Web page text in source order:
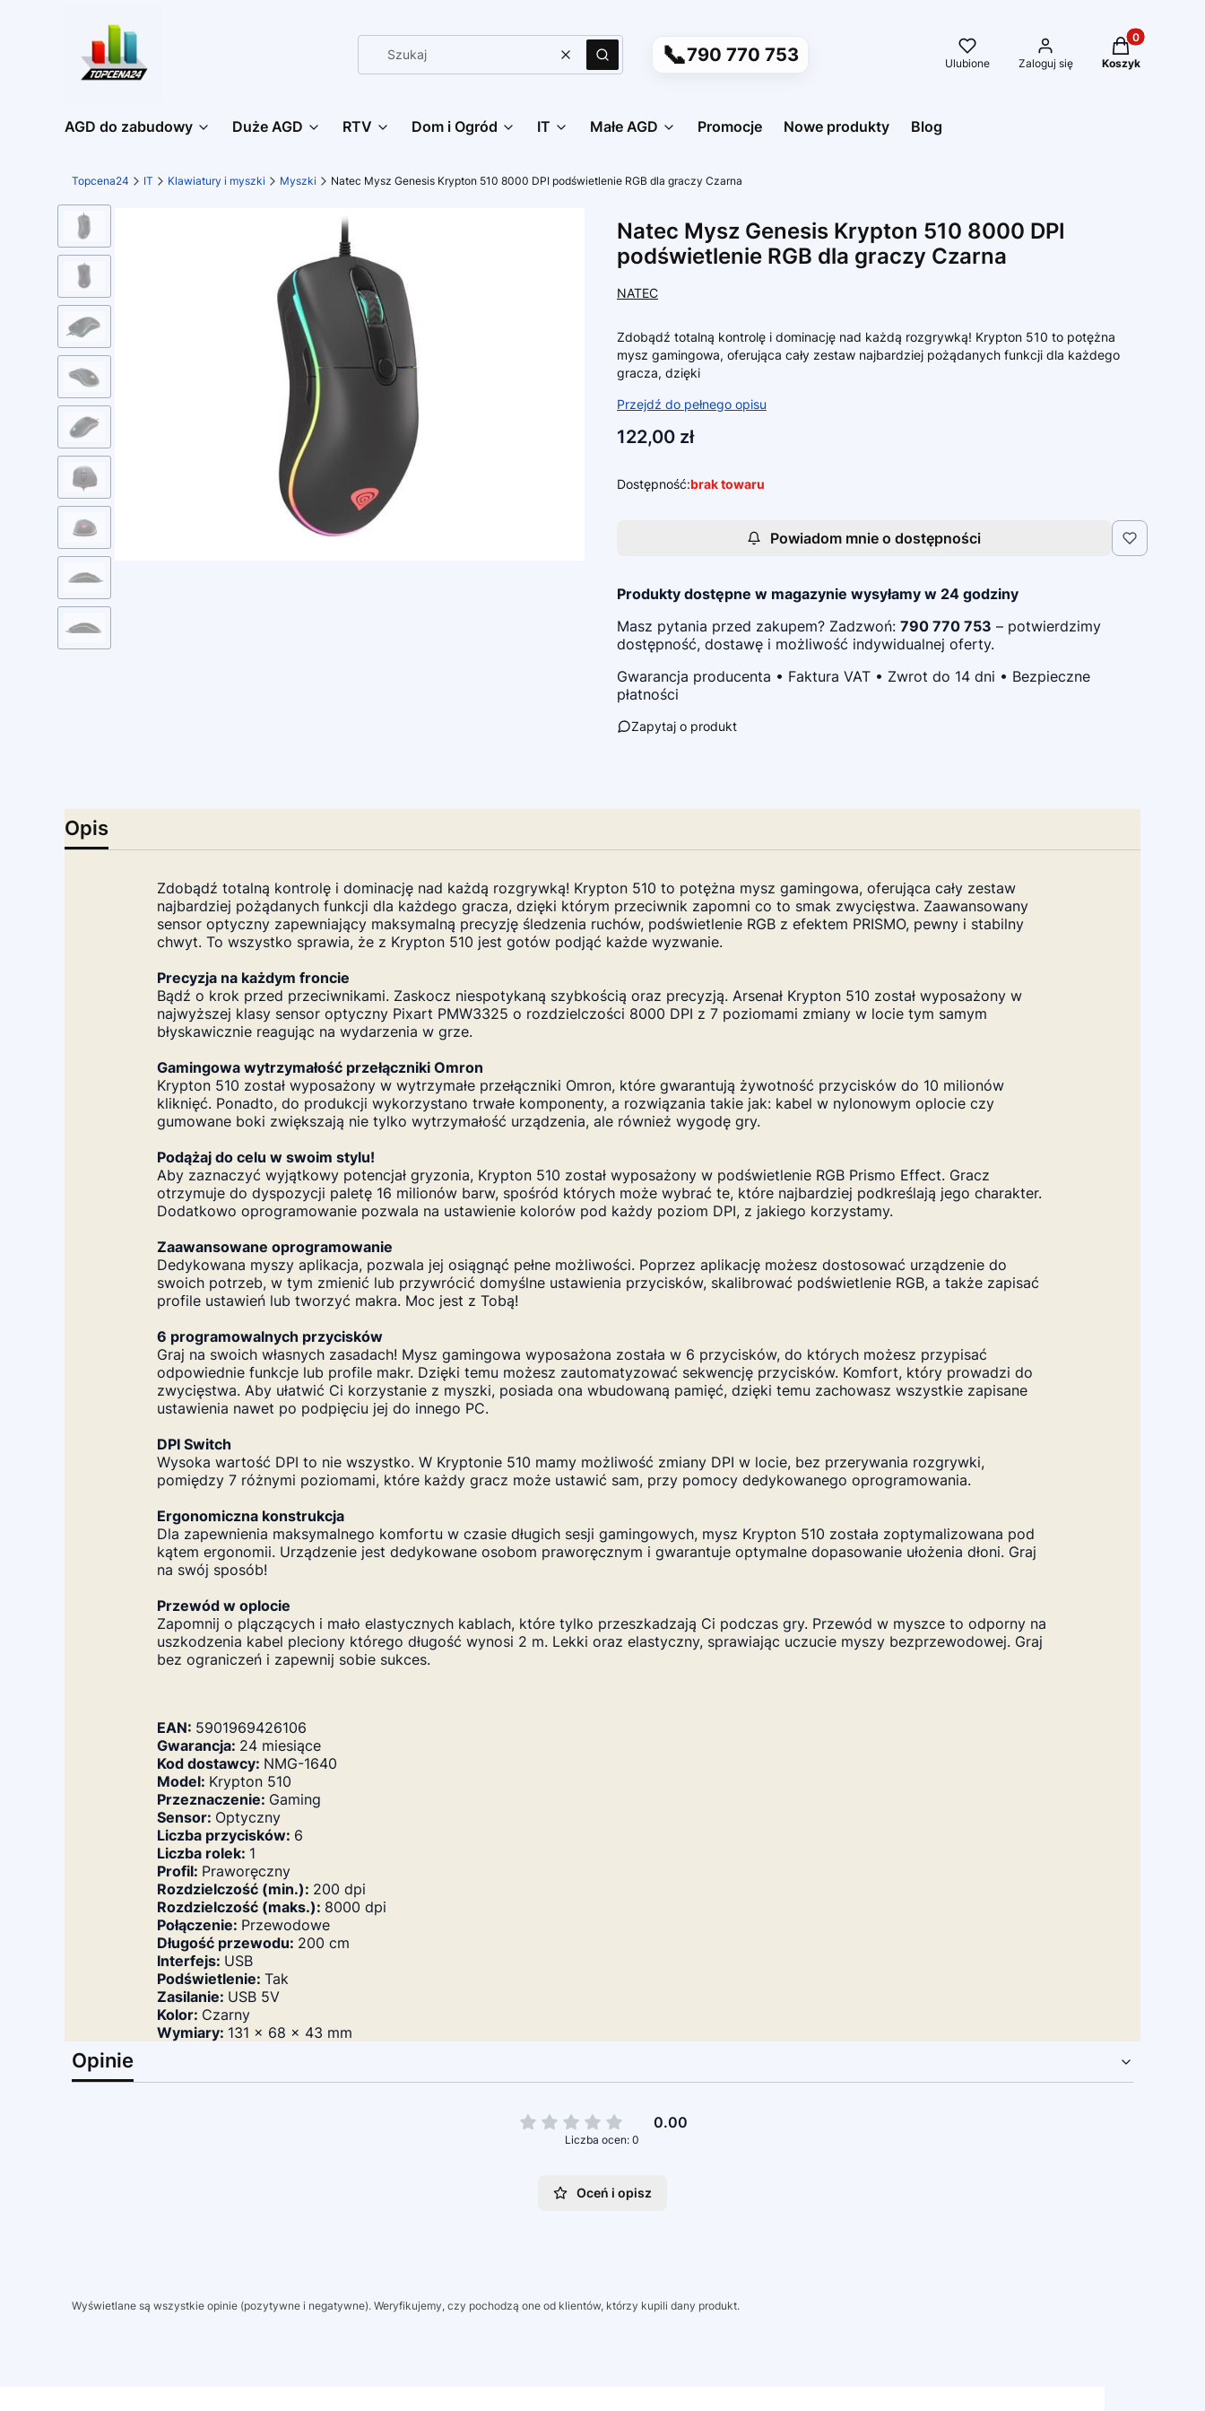
WyczyśćSzukaj 📞790 770 753 Ulubione Zaloguj się
Produkty w
Koszyk
AGD do zabudowy Duże AGD RTV Dom i Ogród IT Małe AGD Promocje Nowe produkty Blog
Topcena24 IT Klawiatury i myszki Myszki Natec Mysz Genesis Krypton 510 8000 DPI podświetlenie RGB dla graczy Czarna
Natec Mysz Genesis Krypton 510 8000 DPI
podświetlenie RGB dla graczy Czarna
NATEC
Zdobądź totalną kontrolę i dominację nad każdą rozgrywką! Krypton 510 to potężna
mysz gamingowa, oferująca cały zestaw najbardziej pożądanych funkcji dla każdego
gracza, dzięki
Przejdź do pełnego opisu
Cena
122,00 zł
Dostępność:brak towaru
Powiadom mnie o dostępności
Produkty dostępne w magazynie wysyłamy w 24 godziny
Masz pytania przed zakupem? Zadzwoń: 790 770 753 – potwierdzimy
dostępność, dostawę i możliwość indywidualnej oferty.
Gwarancja producenta • Faktura VAT • Zwrot do 14 dni • Bezpieczne
płatności
Zapytaj o produkt
Opis
Zdobądź totalną kontrolę i dominację nad każdą rozgrywką! Krypton 510 to potężna mysz gamingowa, oferująca cały zestaw
najbardziej pożądanych funkcji dla każdego gracza, dzięki którym przeciwnik zapomni co to smak zwycięstwa. Zaawansowany
sensor optyczny zapewniający maksymalną precyzję śledzenia ruchów, podświetlenie RGB z efektem PRISMO, pewny i stabilny
chwyt. To wszystko sprawia, że z Krypton 510 jest gotów podjąć każde wyzwanie.
Precyzja na każdym froncie
Bądź o krok przed przeciwnikami. Zaskocz niespotykaną szybkością oraz precyzją. Arsenał Krypton 510 został wyposażony w
najwyższej klasy sensor optyczny Pixart PMW3325 o rozdzielczości 8000 DPI z 7 poziomami zmiany w locie tym samym
błyskawicznie reagując na wydarzenia w grze.
Gamingowa wytrzymałość przełączniki Omron
Krypton 510 został wyposażony w wytrzymałe przełączniki Omron, które gwarantują żywotność przycisków do 10 milionów
kliknięć. Ponadto, do produkcji wykorzystano trwałe komponenty, a rozwiązania takie jak: kabel w nylonowym oplocie czy
gumowane boki zwiększają nie tylko wytrzymałość urządzenia, ale również wygodę gry.
Podążaj do celu w swoim stylu!
Aby zaznaczyć wyjątkowy potencjał gryzonia, Krypton 510 został wyposażony w podświetlenie RGB Prismo Effect. Gracz
otrzymuje do dyspozycji paletę 16 milionów barw, spośród których może wybrać te, które najbardziej podkreślają jego charakter.
Dodatkowo oprogramowanie pozwala na ustawienie kolorów pod każdy poziom DPI, z jakiego korzystamy.
Zaawansowane oprogramowanie
Dedykowana myszy aplikacja, pozwala jej osiągnąć pełne możliwości. Poprzez aplikację możesz dostosować urządzenie do
swoich potrzeb, w tym zmienić lub przywrócić domyślne ustawienia przycisków, skalibrować podświetlenie RGB, a także zapisać
profile ustawień lub tworzyć makra. Moc jest z Tobą!
6 programowalnych przycisków
Graj na swoich własnych zasadach! Mysz gamingowa wyposażona została w 6 przycisków, do których możesz przypisać
odpowiednie funkcje lub profile makr. Dzięki temu możesz zautomatyzować sekwencję przycisków. Komfort, który prowadzi do
zwycięstwa. Aby ułatwić Ci korzystanie z myszki, posiada ona wbudowaną pamięć, dzięki temu zachowasz wszystkie zapisane
ustawienia nawet po podpięciu jej do innego PC.
DPI Switch
Wysoka wartość DPI to nie wszystko. W Kryptonie 510 mamy możliwość zmiany DPI w locie, bez przerywania rozgrywki,
pomiędzy 7 różnymi poziomami, które każdy gracz może ustawić sam, przy pomocy dedykowanego oprogramowania.
Ergonomiczna konstrukcja
Dla zapewnienia maksymalnego komfortu w czasie długich sesji gamingowych, mysz Krypton 510 została zoptymalizowana pod
kątem ergonomii. Urządzenie jest dedykowane osobom praworęcznym i gwarantuje optymalne dopasowanie ułożenia dłoni. Graj
na swój sposób!
Przewód w oplocie
Zapomnij o plączących i mało elastycznych kablach, które tylko przeszkadzają Ci podczas gry. Przewód w myszce to odporny na
uszkodzenia kabel pleciony którego długość wynosi 2 m. Lekki oraz elastyczny, sprawiając uczucie myszy bezprzewodowej. Graj
bez ograniczeń i zapewnij sobie sukces.
EAN: 5901969426106
Gwarancja: 24 miesiące
Kod dostawcy: NMG-1640
Model: Krypton 510
Przeznaczenie: Gaming
Sensor: Optyczny
Liczba przycisków: 6
Liczba rolek: 1
Profil: Praworęczny
Rozdzielczość (min.): 200 dpi
Rozdzielczość (maks.): 8000 dpi
Połączenie: Przewodowe
Długość przewodu: 200 cm
Interfejs: USB
Podświetlenie: Tak
Zasilanie: USB 5V
Kolor: Czarny
Wymiary: 131 x 68 x 43 mm
Opinie
0.00
Liczba ocen: 0
Oceń i opisz
Wyświetlane są wszystkie opinie (pozytywne i negatywne). Weryfikujemy, czy pochodzą one od klientów, którzy kupili dany produkt.